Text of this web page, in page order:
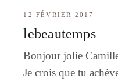
12 FÉVRIER 2017
lebeautemps
Bonjour jolie
Je crois que tu